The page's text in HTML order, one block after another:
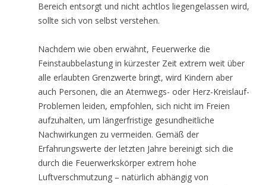
Bereich entsorgt und nicht achtlos liegengelassen wird,
sollte sich von selbst verstehen.
Nachdem wie oben erwähnt, Feuerwerke die
Feinstaubbelastung in kürzester Zeit extrem weit über
alle erlaubten Grenzwerte bringt, wird Kindern aber
auch Personen, die an Atemwegs- oder Herz-Kreislauf-
Problemen leiden, empfohlen, sich nicht im Freien
aufzuhalten, um längerfristige gesundheitliche
Nachwirkungen zu vermeiden. Gemäß der
Erfahrungswerte der letzten Jahre bereinigt sich die
durch die Feuerwerkskörper extrem hohe
Luftverschmutzung – natürlich abhängig von